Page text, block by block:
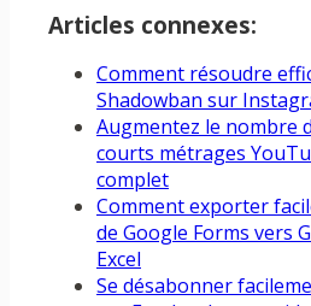
Articles connexes:
Comment résoudre
Shadowban sur
Augmentez le nombre
courts métrages
complet
Comment exporter
de Google Forms vers
Excel
Se désabonner